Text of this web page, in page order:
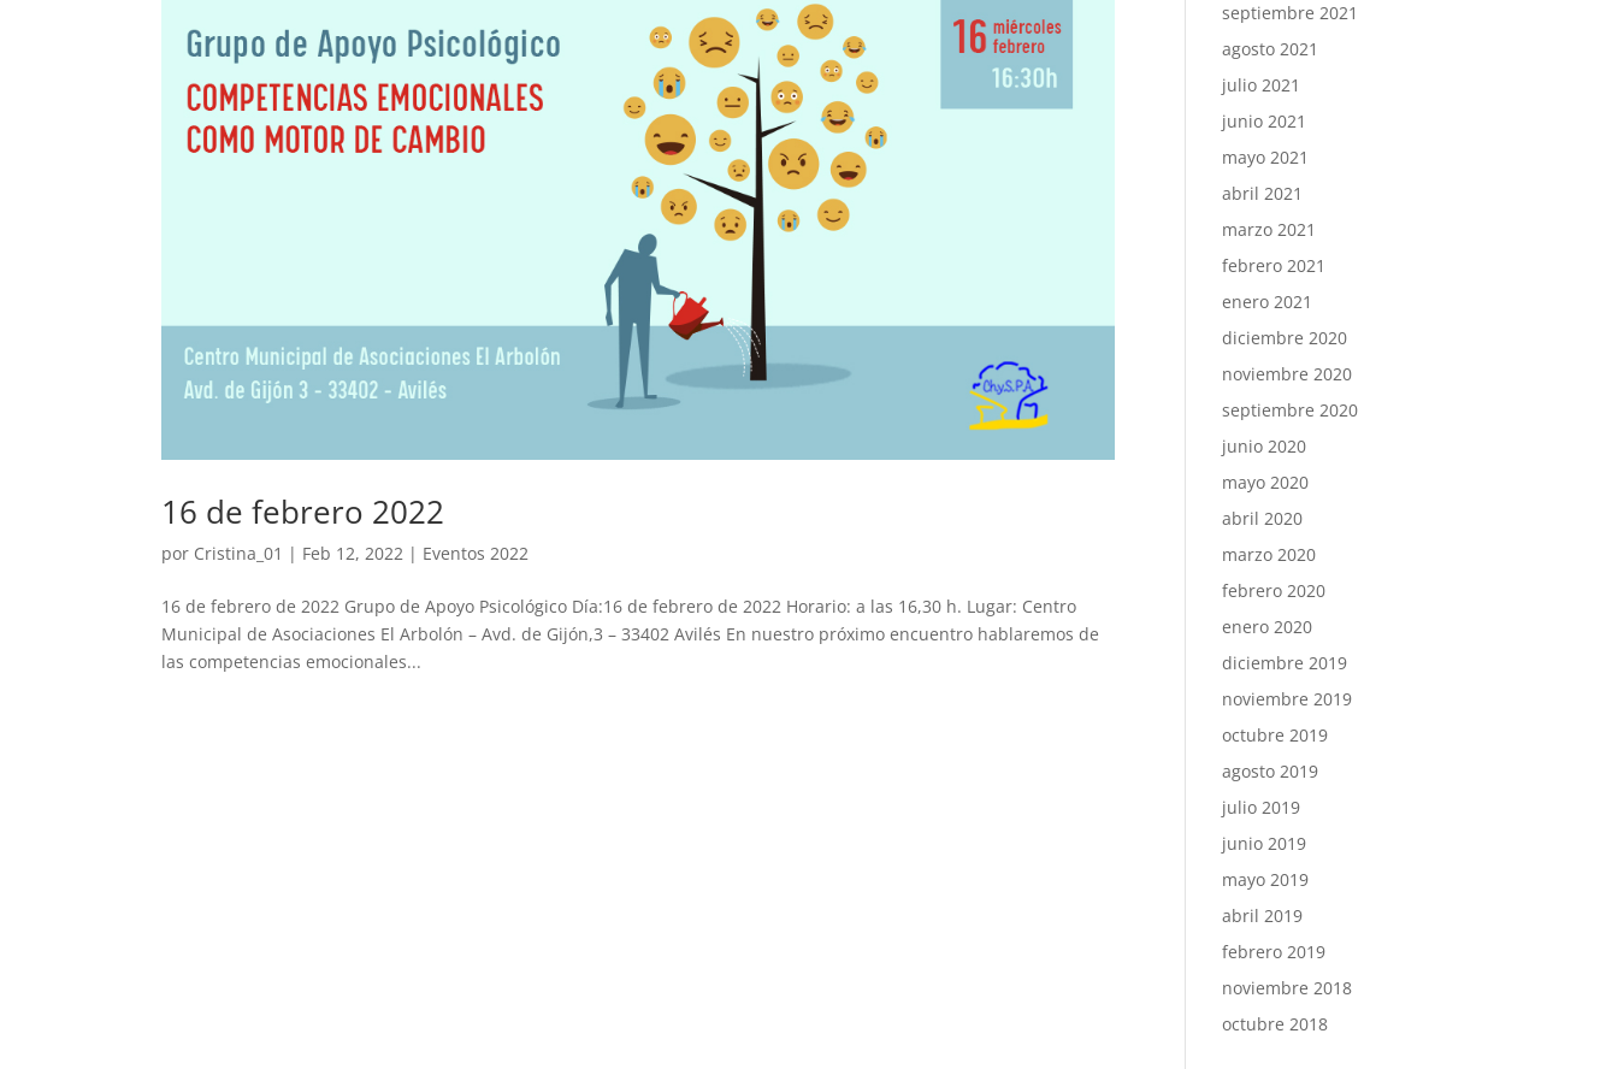
16 de febrero 2022
por Cristina_01 | Feb 12, 2022 | Eventos 2022
16 de febrero de 2022 Grupo de Apoyo Psicológico Día:16 de febrero de 2022 Horario: a las 16,30 h. Lugar: Centro
Municipal de Asociaciones El Arbolón – Avd. de Gijón,3 – 33402 Avilés En nuestro próximo encuentro hablaremos de
las competencias emocionales...
septiembre 2021
agosto 2021
julio 2021
junio 2021
mayo 2021
abril 2021
marzo 2021
febrero 2021
enero 2021
diciembre 2020
noviembre 2020
septiembre 2020
junio 2020
mayo 2020
abril 2020
marzo 2020
febrero 2020
enero 2020
diciembre 2019
noviembre 2019
octubre 2019
agosto 2019
julio 2019
junio 2019
mayo 2019
abril 2019
febrero 2019
noviembre 2018
octubre 2018